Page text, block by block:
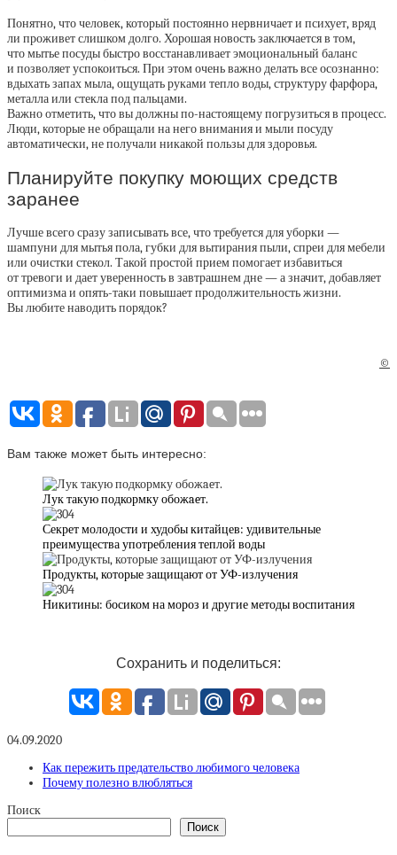
Понятно, что человек, который постоянно нервничает и психует, вряд
ли проживет слишком долго. Хорошая новость заключается в том,
что мытье посуды быстро восстанавливает эмоциональный баланс
и позволяет успокоиться. При этом очень важно делать все осознанно:
вдыхать запах мыла, ощущать руками тепло воды, структуру фарфора,
металла или стекла под пальцами.
Важно отметить, что вы должны по-настоящему погрузиться в процесс.
Люди, которые не обращали на него внимания и мыли посуду
автоматически, не получали никакой пользы для здоровья.
Планируйте покупку моющих средств
заранее
Лучше всего сразу записывать все, что требуется для уборки —
шампуни для мытья пола, губки для вытирания пыли, спреи для мебели
или очистки стекол. Такой простой прием помогает избавиться
от тревоги и дает уверенность в завтрашнем дне — а значит, добавляет
оптимизма и опять-таки повышает продолжительность жизни.
Вы любите наводить порядок?
©
Вам также может быть интересно:
Лук такую подкормку обожaeт.
Секрет молодости и худобы китайцев: удивительные
преимущества употребления теплой воды
Продукты, которые защищают от УФ-излучения
Никитины: босиком на мороз и другие методы воспитания
Сохранить и поделиться:
04.09.2020
Как пережить предательство любимого человека
Почему полезно влюбляться
Поиск
Поиск